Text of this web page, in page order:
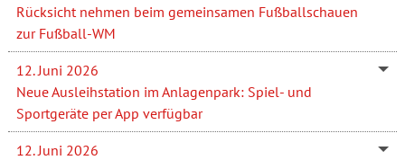
Rücksicht nehmen beim gemeinsamen Fußballschauen
zur Fußball-WM
12. Juni 2026
Neue Ausleihstation im Anlagenpark: Spiel- und
Sportgeräte per App verfügbar
12. Juni 2026